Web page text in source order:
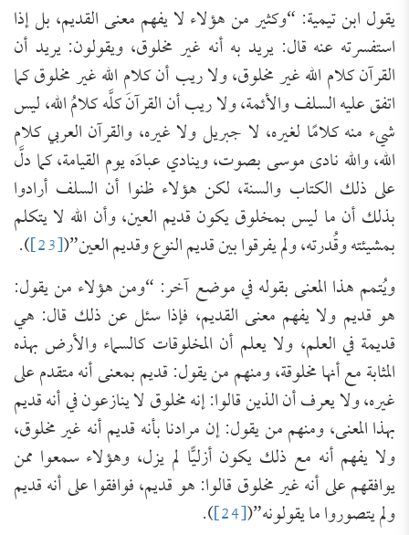
يقول ابن تيمية: “وكثير من هؤلاء لا يفهم معنى القديم، بل إذا
استفسرته عنه قال: يريد به أنه غير مخلوق، ويقولون: يريد أن
القرآن كلام الله غير مخلوق، ولا ريب أن كلام الله غير مخلوق كما
اتفق عليه السلف والأئمة، ولا ريب أن القرآنَ كلَّه كلامُ الله، ليس
شيء منه كلامًا لغيره، لا جبريل ولا غيره، والقرآن العربي كلام
الله، والله نادى موسى بصوت، وينادي عبادَه يوم القيامة، كما دلَّ
على ذلك الكتاب والسنة، لكن هؤلاء ظنوا أن السلف أرادوا
بذلك أن ما ليس بمخلوق يكون قديم العين، وأن الله لا يتكلم
بمشيئته وقُدرته، ولم يفرقوا بين قديم النوع وقديم العين”([23]
).
ويُتمم هذا المعنى بقوله في موضع آخر: “ومن هؤلاء من يقول:
هو قديم ولا يفهم معنى القديم، فإذا سئل عن ذلك قال: هي
قديمة في العلم، ولا يعلم أن المخلوقات كالسماء والأرض بهذه
المثابة مع أنها مخلوقة، ومنهم من يقول: قديم بمعنى أنه متقدم على
غيره، ولا يعرف أن الذين قالوا: إنه مخلوق لا ينازعون في أنه قديم
بهذا المعنى، ومنهم من يقول: إن مرادنا بأنه قديم أنه غير مخلوق،
ولا يفهم أنه مع ذلك يكون أزليًّا لم يزل، وهؤلاء سمعوا ممن
يوافقهم على أنه غير مخلوق قالوا: هو قديم، فوافقوا على أنه قديم
ولم يتصوروا ما يقولونه”([24]
).